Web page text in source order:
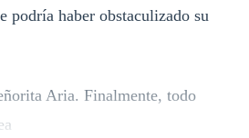
podría haber obstaculizado su
Aria. Finalmente, todo